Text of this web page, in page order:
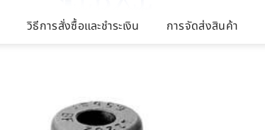
วิธีการสั่งซื้อและชำระเงิน การจัดส่งสินค้า